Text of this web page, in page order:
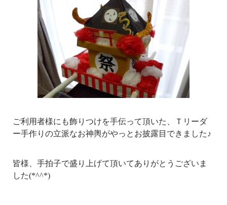
ご利用者様にも飾りつけを手伝って頂いた、Ｔリーダ
ー手作りの立派なお神輿がやっとお披露目できました♪
皆様、手拍子で盛り上げて頂いてありがとうございま
した(*^^*)